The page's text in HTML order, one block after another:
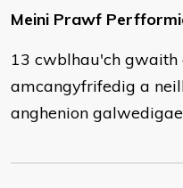
Meini Prawf
13 cwblhau'ch gwaith
amcangyfrifedig a
anghenion